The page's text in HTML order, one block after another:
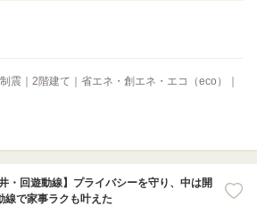
震｜2階建て｜省エネ・創エネ・エコ（eco）｜
・回遊動線】プライバシーを守り、中は開
線で家事ラクも叶えた